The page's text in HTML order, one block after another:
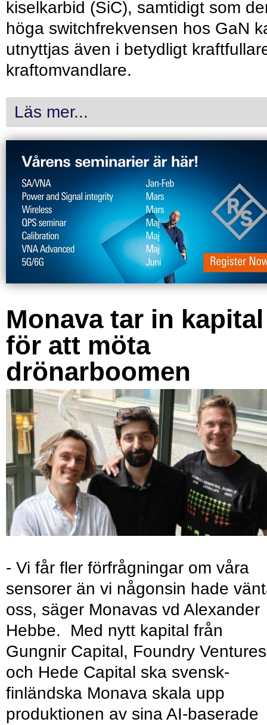
kiselkarbid (SiC), samtidigt som
höga switchfrekvensen hos GaN
utnyttjas även i betydligt
kraftomvandlare.
Läs mer...
Monava tar in kapital
för att möta
drönarboomen
- Vi får fler förfrågningar om våra
sensorer än vi någonsin hade
oss, säger Monavas vd Alexander
Hebbe. Med nytt kapital från
Gungnir Capital, Foundry Ventures
och Hede Capital ska svensk-
finländska Monava skala upp
produktionen av sina AI-baserade